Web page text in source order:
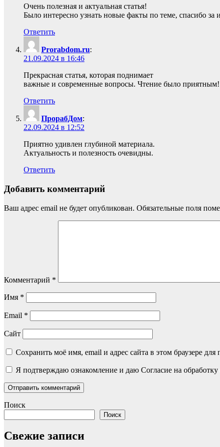
Очень полезная и актуальная статья!
Было интересно узнать новые факты по теме, спасибо
Ответить
Prorabdom.ru:
21.09.2024 в 16:46
Прекрасная статья, которая поднимает
важные и современные вопросы. Чтение было приятным!
Ответить
ПрорабДом:
22.09.2024 в 12:52
Приятно удивлен глубиной материала.
Актуальность и полезность очевидны.
Ответить
Добавить комментарий
Ваш адрес email не будет опубликован. Обязательные поля
Комментарий *
Имя *
Email *
Сайт
Сохранить моё имя, email и адрес сайта в этом браузере
Я подтверждаю ознакомление и даю Согласие на
Поиск
Поиск
Свежие записи